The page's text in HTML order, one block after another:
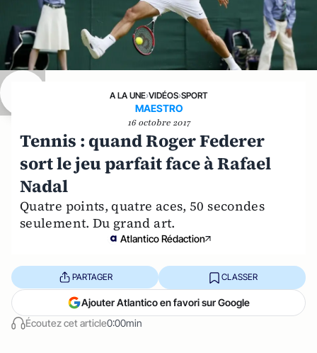
A LA UNE›VIDÉOS›SPORT
MAESTRO
16 octobre 2017
Tennis : quand Roger Federer
sort le jeu parfait face à Rafael
Nadal
Quatre points, quatre aces, 50 secondes
seulement. Du grand art.
Atlantico Rédaction
Écoutez cet article0:00min
PARTAGER CLASSER
Ajouter Atlantico en favori sur Google